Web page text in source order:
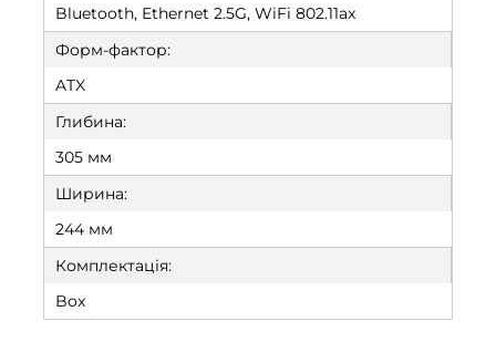
Bluetooth, Ethernet 2.5G, WiFi 802.11ax
Форм-фактор:
ATX
Глибина:
305 мм
Ширина:
244 мм
Комплектація:
Box